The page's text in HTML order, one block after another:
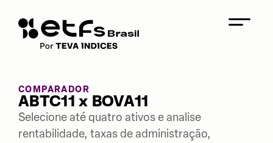
COMPARADOR
ABTC11 x BOVA11
Selecione até quatro ativos e analise
rentabilidade, taxas de administração,